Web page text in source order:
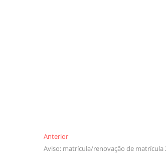
Navegação
de
AnteriorAnterior
Aviso: matrícula/renovação de matrícula